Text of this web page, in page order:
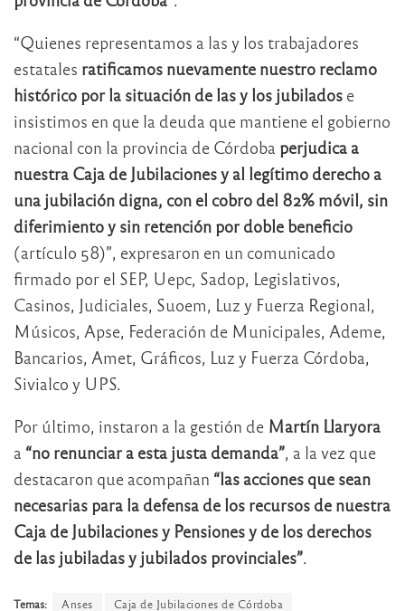
“Quienes representamos a las y los trabajadores
estatales ratificamos nuevamente nuestro reclamo
histórico por la situación de las y los jubilados e
insistimos en que la deuda que mantiene el gobierno
nacional con la provincia de Córdoba perjudica a
nuestra Caja de Jubilaciones y al legítimo derecho a
una jubilación digna, con el cobro del 82% móvil, sin
diferimiento y sin retención por doble beneficio
(artículo 58)”, expresaron en un comunicado
firmado por el SEP, Uepc, Sadop, Legislativos,
Casinos, Judiciales, Suoem, Luz y Fuerza Regional,
Músicos, Apse, Federación de Municipales, Ademe,
Bancarios, Amet, Gráficos, Luz y Fuerza Córdoba,
Sivialco y UPS.
Por último, instaron a la gestión de Martín Llaryora
a “no renunciar a esta justa demanda”, a la vez que
destacaron que acompañan “las acciones que sean
necesarias para la defensa de los recursos de nuestra
Caja de Jubilaciones y Pensiones y de los derechos
de las jubiladas y jubilados provinciales”.
Temas: Anses
Caja de Jubilaciones de Córdoba